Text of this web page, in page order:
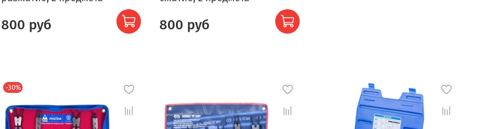
800 руб 800 руб
-30%